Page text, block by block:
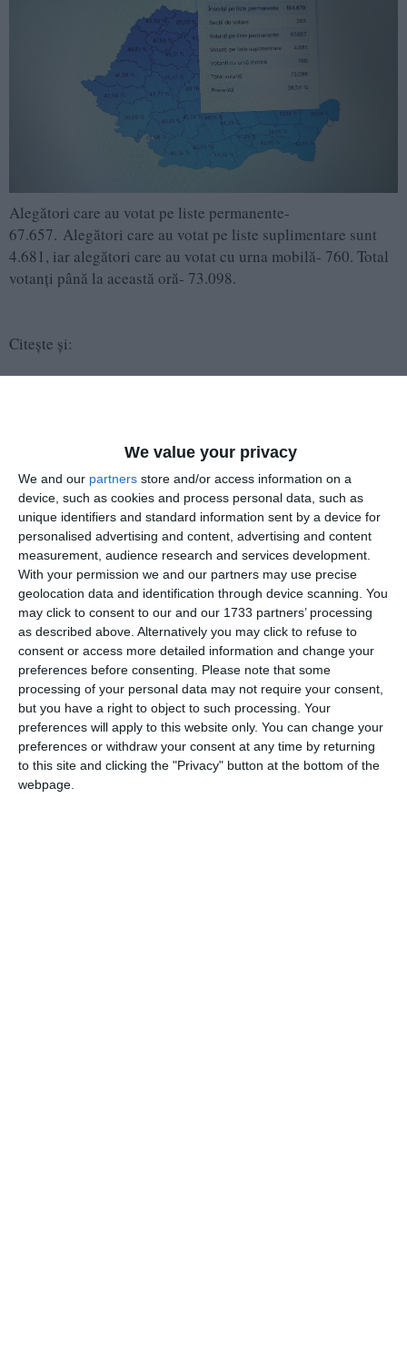
We value your privacy
We and our partners store and/or access information on a
device, such as cookies and process personal data, such as
unique identifiers and standard information sent by a device for
personalised advertising and content, advertising and content
measurement, audience research and services development.
With your permission we and our partners may use precise
geolocation data and identification through device scanning. You
may click to consent to our and our 1733 partners’ processing
as described above. Alternatively you may click to refuse to
consent or access more detailed information and change your
preferences before consenting. Please note that some
processing of your personal data may not require your consent,
but you have a right to object to such processing. Your
preferences will apply to this website only. You can change your
preferences or withdraw your consent at any time by returning
to this site and clicking the "Privacy" button at the bottom of the
webpage.
Alegători care au votat pe liste permanente-
67.657. Alegători care au votat pe liste suplimentare sunt
4.681, iar alegători care au votat cu urna mobilă- 760. Total
votanți până la această oră- 73.098.
Citește și:
Adaugă-ne ca sursă în Google
Urmărește-ne pe Google News
Urmărește-ne pe Whatsapp
Ti-a placut articolul?
COMENTARII